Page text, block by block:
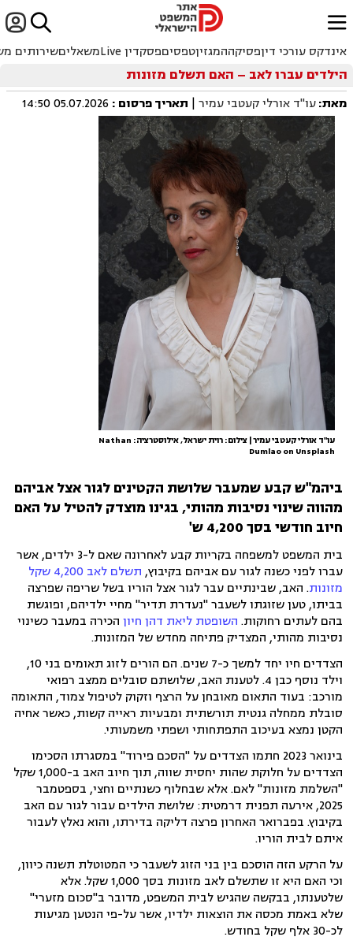

ﱐ
אינדקס עורכי דיןפסיקההמגזיןטפסיםפסקדין Live משאליםשירותים
הילדים עברו לאב – האם תשלם מזונות
מאת:עו"ד אורלי קעטבי עמיר | תאריך פרסום :
05.07.2026 14:50
עו"ד אורלי קעטבי עמיר | צילום: רוית ישראל, אילוסטרציה: Nathan
Dumlao on Unsplash
ביהמ"ש קבע שמעבר שלושת הקטינים לגור אצל אביהם
מהווה שינוי נסיבות מהותי, בגינו מוצדק להטיל על האם
חיוב חודשי בסך 4,200 ש'
בית המשפט למשפחה בקריות קבע לאחרונה שאם ל-3 ילדים, אשר
עברו לפני כשנה לגור עם אביהם בקיבוץ,
תשלם לאב 4,200 שקל
מזונות. האב, שבינתיים עבר לגור אצל הוריו בשל שריפה שפרצה
בביתו, טען שזוגתו לשעבר "נעדרת תדיר" מחיי ילדיהם, ופוגשת
בהם לעתים רחוקות. השופטת ליאת דהן חיון הכירה במעבר כשינוי
נסיבות מהותי, המצדיק פתיחה מחדש של המזונות.
הצדדים חיו יחד למשך כ-7 שנים. הם הורים לזוג תאומים בני 10,
וילד נוסף כבן 4. לטענת האב, שלושתם סובלים ממצב רפואי
מורכב: בעוד התאום מאובחן על הרצף וזקוק לטיפול צמוד, התאומה
סובלת ממחלה גנטית תורשתית ומבעיות ראייה קשות, כאשר אחיה
הקטן נמצא בעיכוב התפתחותי ושפתי משמעותי.
בינואר 2023 חתמו הצדדים על "הסכם פירוד" במסגרתו הסכימו
הצדדים על חלוקת שהות יחסית שווה, תוך חיוב האב ב-1,000 שקל
"השלמת מזונות" לאם. אלא שבחלוף כשנתיים וחצי, בספטמבר
2025, אירעה תפנית דרמטית: שלושת הילדים עבור לגור עם האב
בקיבוץ. בפברואר האחרון פרצה דליקה בדירתו, והוא נאלץ לעבור
איתם לבית הוריו.
על הרקע הזה הוסכם בין בני הזוג לשעבר כי המטוטלת תשנה כיוון,
וכי האם היא זו שתשלם לאב מזונות בסך 1,000 שקל. אלא
שלטענתו, בבקשה שהגיש לבית המשפט, מדובר ב"סכום מזערי"
שלא באמת מכסה את הוצאות ילדיו, אשר על-פי הנטען מגיעות
לכ-30 אלף שקל בחודש.